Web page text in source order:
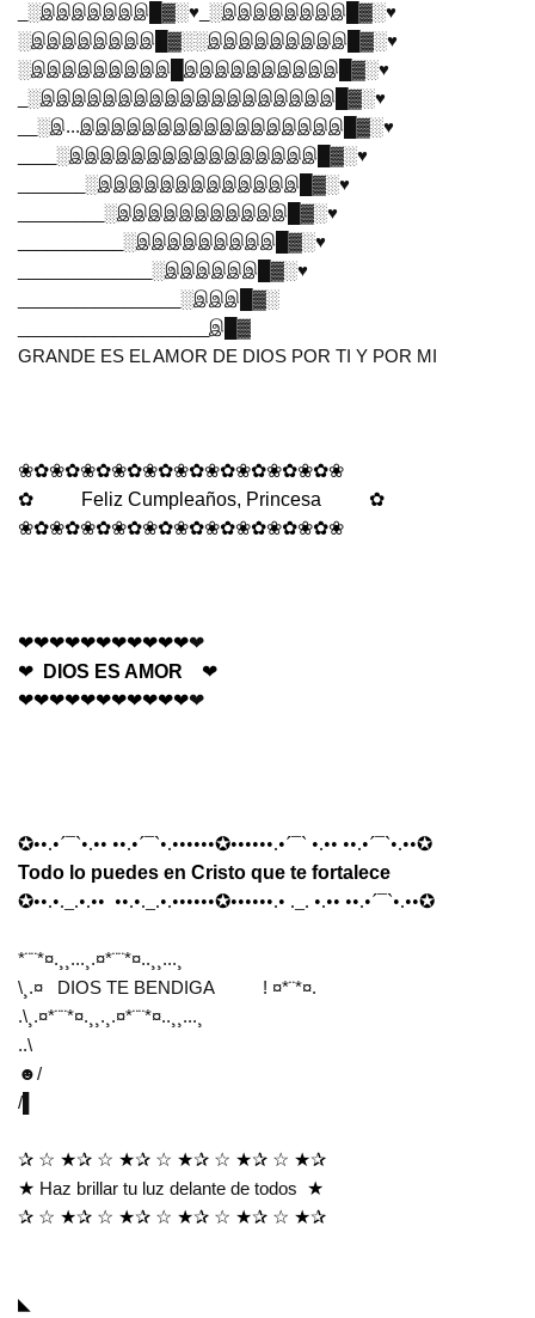
░இஇஇஇஇஇஇ █▓░♥ ░இஇஇஇஇஇஇஇ █▓░♥
░இஇஇஇஇஇஇஇ █▓░░இஇஇஇஇஇஇஇஇ █▓░♥
░இஇஇஇஇஇஇஇஇ இஇஇஇஇஇஇஇஇஇ █▓░♥
░இஇஇஇஇஇஇஇஇஇஇஇஇஇஇஇஇஇஇ █▓░♥
░இ...இஇஇஇஇஇஇஇஇஇஇஇஇஇஇஇஇ █▓░♥
░இஇஇஇஇஇஇஇஇஇஇஇஇஇஇஇ █▓░♥
░இஇஇஇஇஇஇஇஇஇஇஇஇ █▓░♥
░இஇஇஇஇஇஇஇஇஇஇ █▓░♥
░இஇஇஇஇஇஇஇஇ █▓░♥
░இஇஇஇஇஇ █▓░♥
░இஇஇ █▓░
இ █▓
GRANDE ES EL AMOR DE DIOS POR TI Y POR MI
❀✿❀✿❀✿❀✿❀✿❀✿❀✿❀✿❀✿❀✿❀
✿ Feliz Cumpleaños, Princesa ✿
❀✿❀✿❀✿❀✿❀✿❀✿❀✿❀✿❀✿❀✿❀
❤❤❤❤❤❤❤❤❤❤❤❤
❤
DIOS ES AMOR ❤
❤❤❤❤❤❤❤❤❤❤❤❤
✪••.•´¯`•.•• ••.•´¯`•.••••••✪••••••.•´¯` •.•• ••.•´¯`•.••✪
Todo lo puedes en Cristo que te fortalece
✪••.•._.•.•• ••.•._.•.••••••✪••••••.• ._. •.•• ••.•´¯`•.••✪
*¨¨*¤.¸¸...¸.¤*¨¨*¤..¸¸...¸
\¸.¤ DIOS TE BENDIGA ! ¤*¨*¤.
.\¸.¤*¨¨*¤.¸¸.¸.¤*¨¨*¤..¸¸...¸
..\
☻/
/
✰ ☆ ★✰ ☆ ★✰ ☆ ★✰ ☆ ★✰ ☆ ★✰
★ Haz brillar tu luz delante de todos ★
✰ ☆ ★✰ ☆ ★✰ ☆ ★✰ ☆ ★✰ ☆ ★✰
◣